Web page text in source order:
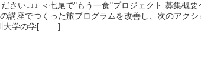
さい↓↓↓ ＜七尾で"もう一食"プロジェクト 募集概
講座でつくった旅プログラムを改善し、次のアク
大学の学[ ...... ]